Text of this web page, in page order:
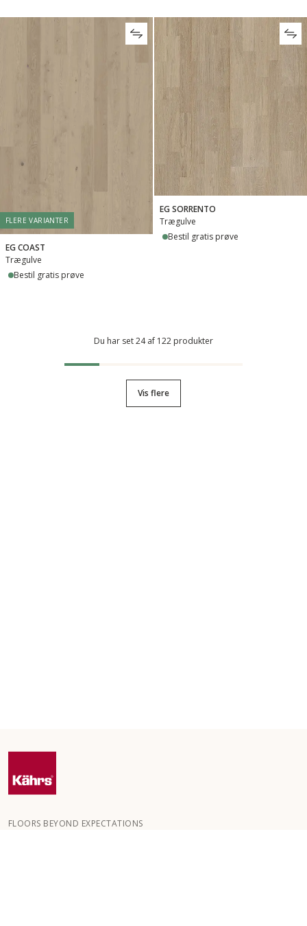
FLERE VARIANTER
EG COAST
Trægulve
Bestil gratis prøve
EG SORRENTO
Trægulve
Bestil gratis prøve
Du har set 24 af 122 produkter
Vis flere
FLOORS BEYOND EXPECTATIONS